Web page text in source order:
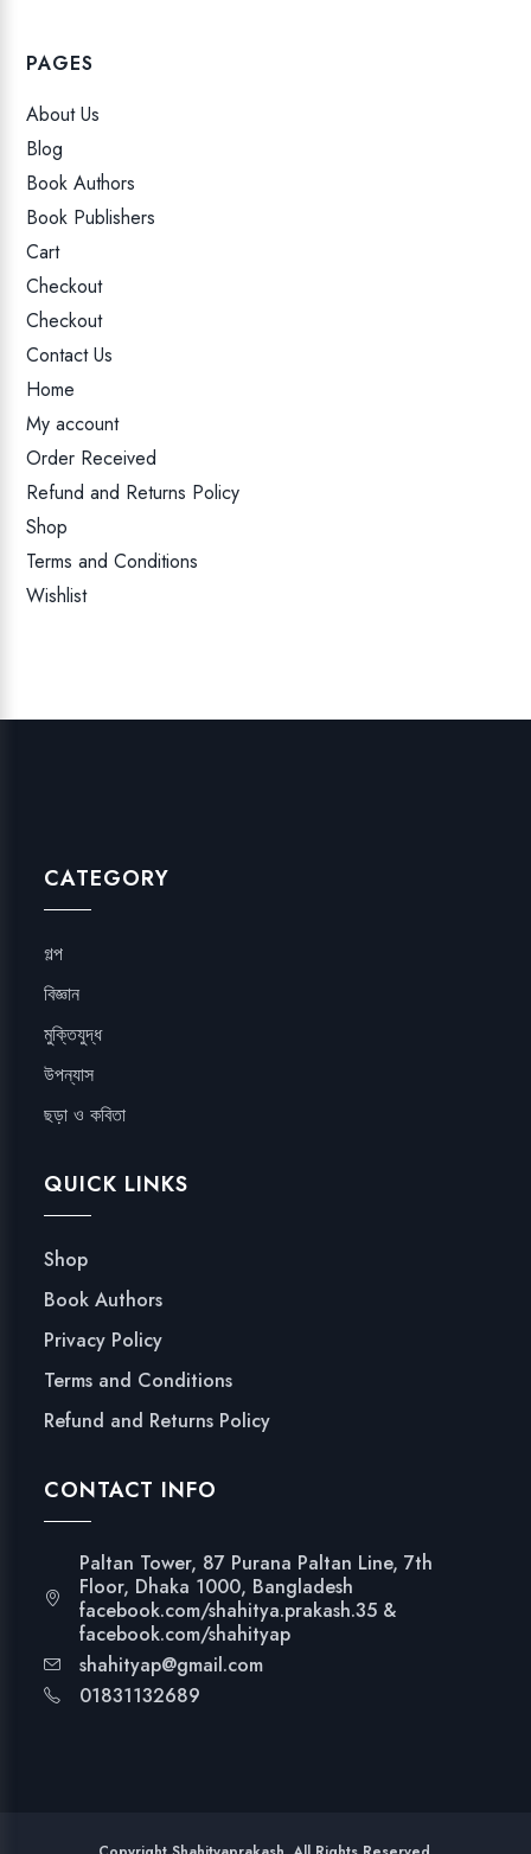
PAGES
About Us
Blog
Book Authors
Book Publishers
Cart
Checkout
Checkout
Contact Us
Home
My account
Order Received
Refund and Returns Policy
Shop
Terms and Conditions
Wishlist
CATEGORY
গল্প
বিজ্ঞান
মুক্তিযুদ্ধ
উপন্যাস
ছড়া ও কবিতা
QUICK LINKS
Shop
Book Authors
Privacy Policy
Terms and Conditions
Refund and Returns Policy
CONTACT INFO
Paltan Tower, 87 Purana Paltan Line, 7th
Floor, Dhaka 1000, Bangladesh
facebook.com/shahitya.prakash.35 &
facebook.com/shahityap
shahityap@gmail.com
01831132689